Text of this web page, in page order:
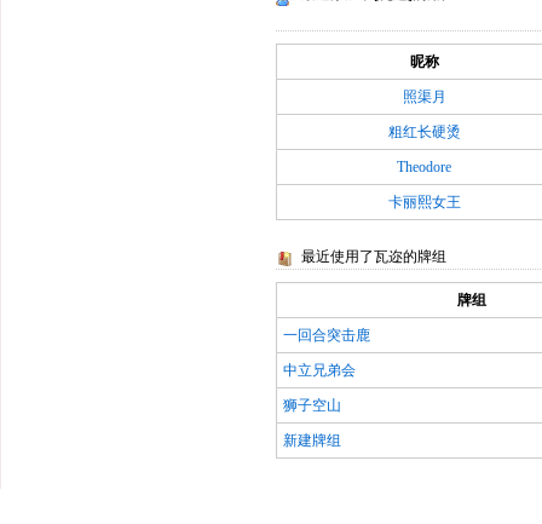
昵称
照渠月
粗红长硬烫
Theodore
卡丽熙女王
最近使用了瓦迩的牌组
牌组
一回合突击鹿
中立兄弟会
狮子空山
新建牌组